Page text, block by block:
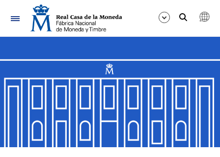
Navegación
Mostrar/Ocultar
Mostrar/Ocultar
Mostrar/Ocultar